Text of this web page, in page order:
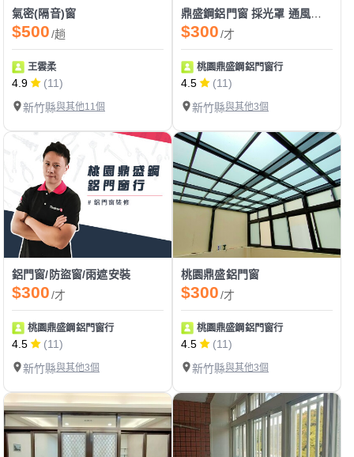
氣密(隔音)窗
$500/趟
王雲柔
4.9
(11)
新竹縣與其他11個
鼎盛鋼鋁門窗 採光罩 通風門 防盜窗 陽台窗
$300/才
桃園鼎盛鋼鋁門窗行
4.5
(11)
新竹縣與其他3個
鋁門窗/防盜窗/雨遮安裝
$300/才
桃園鼎盛鋼鋁門窗行
4.5
(11)
新竹縣與其他3個
桃園鼎盛鋁門窗
$300/才
桃園鼎盛鋼鋁門窗行
4.5
(11)
新竹縣與其他3個